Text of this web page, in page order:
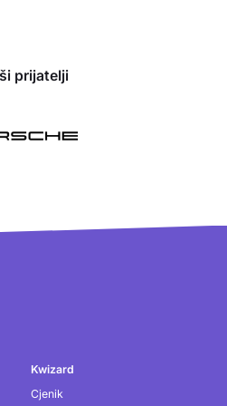
prijatelji
Kwizard
Cjenik